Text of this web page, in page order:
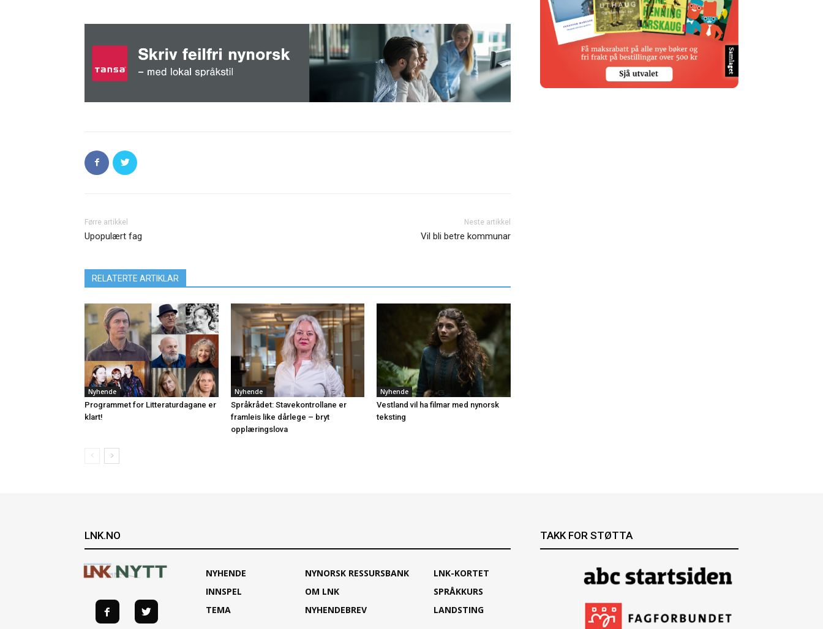
Førre artikkel
Upopulært fag
Neste artikkel
Vil bli betre kommunar
RELATERTE ARTIKLAR
Nyhende
Programmet for Litteraturdagane er
klart!
Nyhende
Språkrådet: Stavekontrollane er
framleis like dårlege – bryt
opplæringslova
Nyhende
Vestland vil ha filmar med nynorsk
teksting
LNK.NO
NYHENDE
INNSPEL
TEMA
NYNORSK RESSURSBANK
OM LNK
NYHENDEBREV
LNK-KORTET
SPRÅKKURS
LANDSTING
TAKK FOR STØTTA